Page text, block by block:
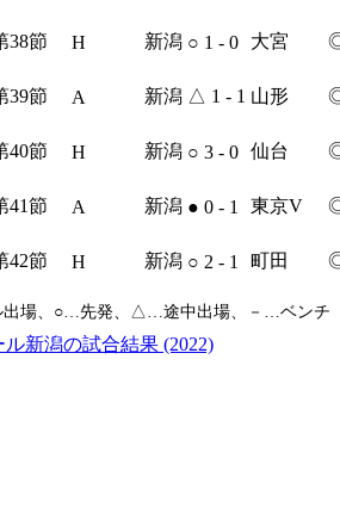
38節 H 新潟 ○ 1 - 0 大宮
39節 A 新潟 △ 1 - 1 山形
40節 H 新潟 ○ 3 - 0 仙台
41節 A 新潟 ● 0 - 1 東京V
42節 H 新潟 ○ 2 - 1 町田
場、 ○…先発、 △…途中出場、 － …ベンチ
ル新潟の試合結果 (2022)